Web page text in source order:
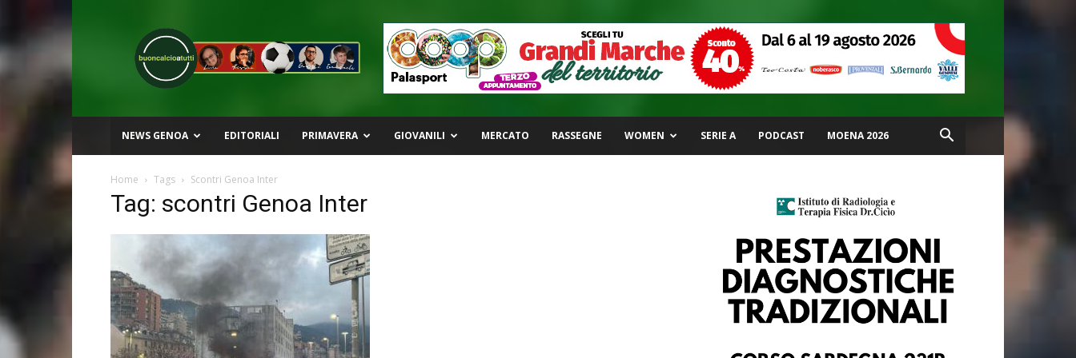
Buon
Calcio
a
Tutti
NEWS GENOA EDITORIALI PRIMAVERA GIOVANILI MERCATO RASSEGNE WOMEN SERIE A PODCAST MOENA 2026
Home Tags Scontri Genoa Inter
Tag: scontri Genoa Inter